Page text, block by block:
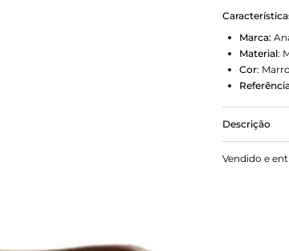
Marca:
Material:
Cor:
Descrição
Sapatilha
Vendido e